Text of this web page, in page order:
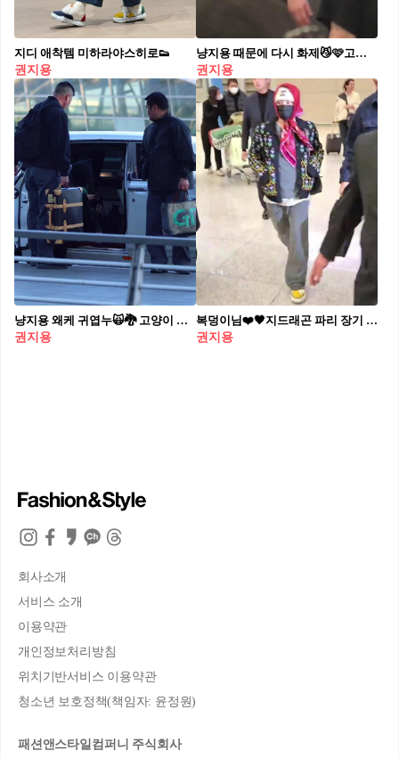
지디 애착템 미하라야스히로👟
권지용
냥지용 때문에 다시 화제😼🩷고양이 비니
권지용
냥지용 왜케 귀엽누🙀🐉 고양이 모자 쓰고 출국하는 지드래곤💪🏻
권지용
복덩이님❤️🖤지드래곤 파리 장기 업무 후 샤넬룩 한국 도착 현장💌 편지 야무지게 챙기는 중
권지용
회사소개
서비스 소개
이용약관
개인정보처리방침
위치기반서비스 이용약관
청소년 보호정책(책임자: 윤정원)
패션앤스타일컴퍼니 주식회사